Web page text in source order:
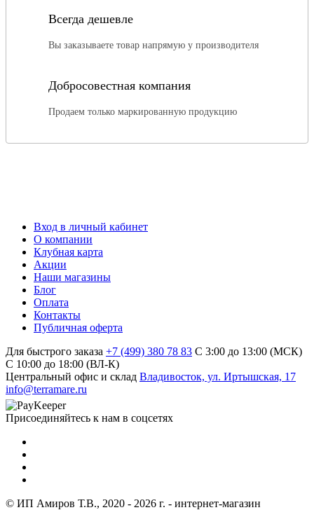
Всегда дешевле
Вы заказываете товар напрямую у производителя
Добросовестная компания
Продаем только маркированную продукцию
Вход в личный кабинет
О компании
Клубная карта
Акции
Наши магазины
Блог
Оплата
Контакты
Публичная оферта
Для быстрого заказа +7 (499) 380 78 83 С 3:00 до 13:00 (МСК)
C 10:00 до 18:00 (ВЛ-К)
Центральный офис и склад Владивосток, ул. Иртышская, 17
info@terramare.ru
Присоединяйтесь к нам в соцсетях
© ИП Амиров Т.В., 2020 - 2026 г. - интернет-магазин